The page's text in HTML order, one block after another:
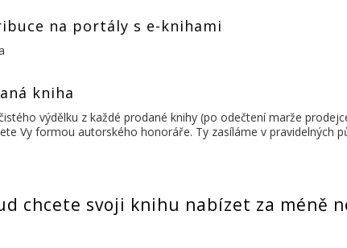
na portály s e-knihami
kniha
výdělku z každé prodané knihy (po odečtení marže
Vy formou autorského honoráře. Ty zasíláme v pravidelných
chcete svoji knihu nabízet za méně